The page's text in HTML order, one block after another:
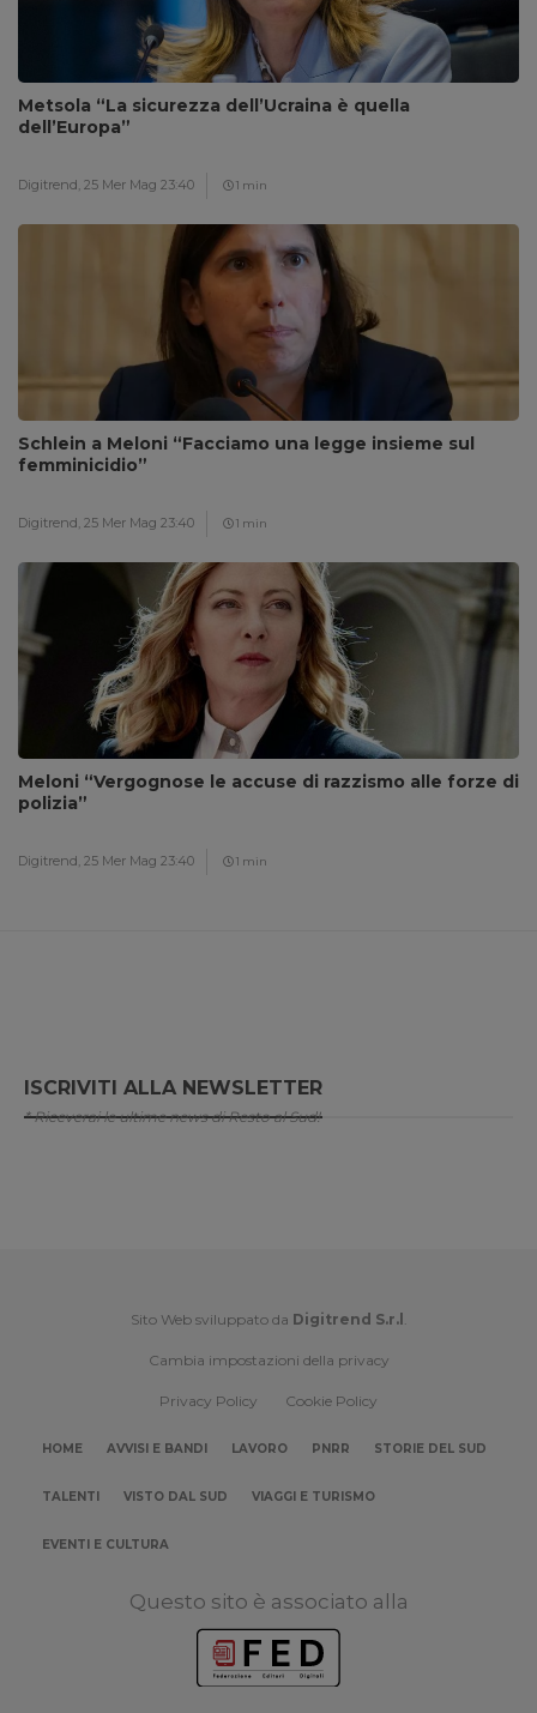
Metsola “La sicurezza dell’Ucraina è quella
dell’Europa”
Digitrend, 25 Mer Mag 23:40 1 min
Schlein a Meloni “Facciamo una legge insieme sul
femminicidio”
Digitrend, 25 Mer Mag 23:40 1 min
Meloni “Vergognose le accuse di razzismo alle forze di
polizia”
Digitrend, 25 Mer Mag 23:40 1 min
ISCRIVITI ALLA NEWSLETTER
* Riceverai le ultime news di Resto al Sud!
Sito Web sviluppato da Digitrend S.r.l .
Cambia impostazioni della privacy
Privacy Policy Cookie Policy
HOME AVVISI E BANDI LAVORO PNRR STORIE DEL SUD
TALENTI VISTO DAL SUD VIAGGI E TURISMO
EVENTI E CULTURA
Questo sito è associato alla